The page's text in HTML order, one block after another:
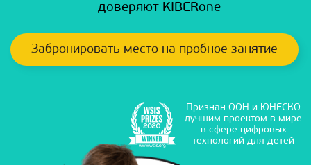
доверяют KIBERone
Забронировать место на пробное занятие
Признан ООН и ЮНЕСКО
лучшим проектом в мире
в сфере цифровых
технологий для детей